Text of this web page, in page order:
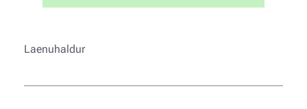
Laenuhaldur